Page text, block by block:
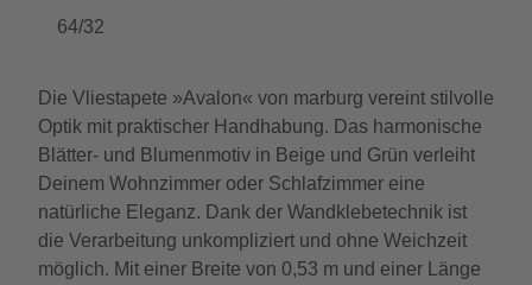
64/32
Die Vliestapete »Avalon« von marburg vereint stilvolle
Optik mit praktischer Handhabung. Das harmonische
Blätter- und Blumenmotiv in Beige und Grün verleiht
Deinem Wohnzimmer oder Schlafzimmer eine
natürliche Eleganz. Dank der Wandklebetechnik ist
die Verarbeitung unkompliziert und ohne Weichzeit
möglich. Mit einer Breite von 0,53 m und einer Länge